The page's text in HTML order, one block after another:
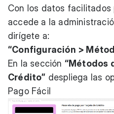
Con los datos facilitados
accede a la
dirígete a:
“Configuración >
En la sección “Métodos
Crédito” despliega las
Pago Fácil